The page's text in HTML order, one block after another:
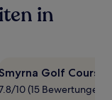
in
Golf Course
10 (15 Bewertungen)